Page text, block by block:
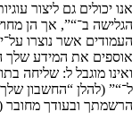
הגלישה ב־“”, אך הן
אוספים את המידע שלך
ואינו מוגבל ל: שליחה
ל־“” (להלן “החשבון
הרשמתך ובעודך מחובר